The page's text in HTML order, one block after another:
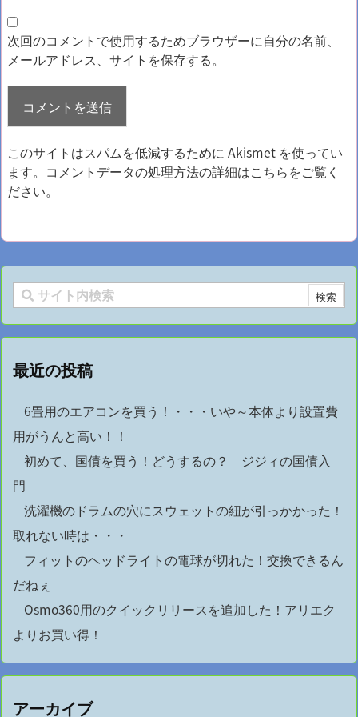
次回のコメントで使用するためブラウザーに自分の名前、
メールアドレス、サイトを保存する。
このサイトはスパムを低減するために Akismet を使ってい
ます。 コメントデータの処理方法の詳細はこちらをご覧く
ださい。
最近の投稿
6畳用のエアコンを買う！・・・いや～本体より設置費
用がうんと高い！！
初めて、国債を買う！どうするの？ ジジィの国債入
門
洗濯機のドラムの穴にスウェットの紐が引っかかった！
取れない時は・・・
フィットのヘッドライトの電球が切れた！交換できるん
だねぇ
Osmo360用のクイックリリースを追加した！アリエク
よりお買い得！
アーカイブ